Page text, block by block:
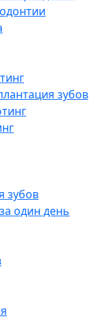
зубов
зубов
один день